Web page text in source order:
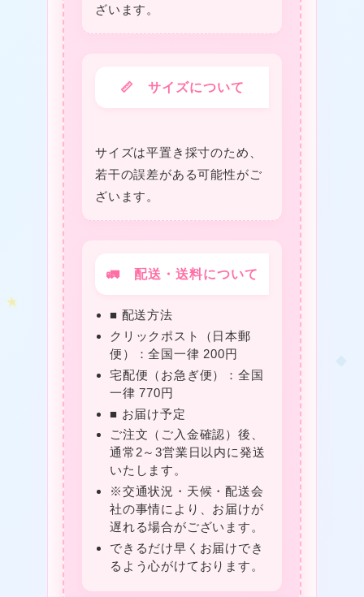
ざいます。
📏 サイズについて
サイズは平置き採寸のため、
若干の誤差がある可能性がご
ざいます。
🚛 配送・送料について
■ 配送方法
クリックポスト（日本郵
便）：全国一律 200円
宅配便（お急ぎ便）：全国
一律 770円
■ お届け予定
ご注文（ご入金確認）後、
通常2～3営業日以内に発送
いたします。
※交通状況・天候・配送会
社の事情により、お届けが
遅れる場合がございます。
できるだけ早くお届けでき
るよう心がけております。
★
★